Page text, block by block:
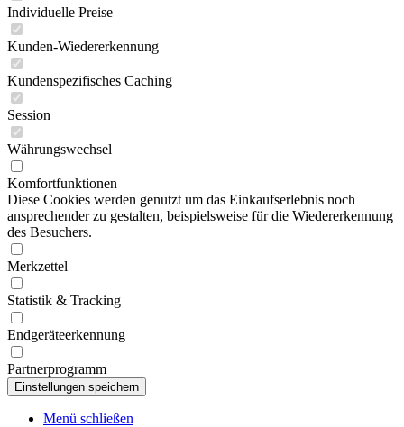
Individuelle Preise
Kunden-Wiedererkennung
Kundenspezifisches Caching
Session
Währungswechsel
Komfortfunktionen
Diese Cookies werden genutzt um das Einkaufserlebnis noch
ansprechender zu gestalten, beispielsweise für die Wiedererkennung
des Besuchers.
Merkzettel
Statistik & Tracking
Endgeräteerkennung
Partnerprogramm
Menü schließen